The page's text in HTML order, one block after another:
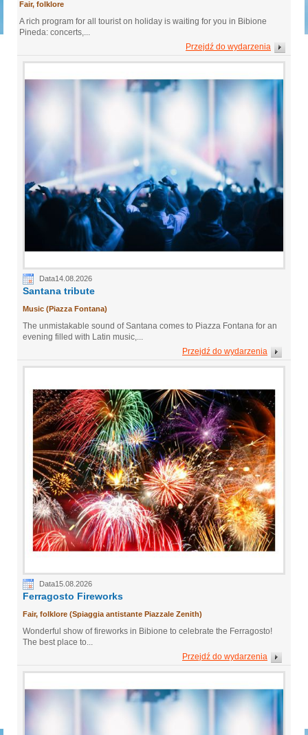
Fair, folklore
A rich program for all tourist on holiday is waiting for you in Bibione
Pineda: concerts,...
Przejdź do wydarzenia
Data14.08.2026
Santana tribute
Music (Piazza Fontana)
The unmistakable sound of Santana comes to Piazza Fontana for an
evening filled with Latin music,...
Przejdź do wydarzenia
Data15.08.2026
Ferragosto Fireworks
Fair, folklore (Spiaggia antistante Piazzale Zenith)
Wonderful show of fireworks in Bibione to celebrate the Ferragosto!
The best place to...
Przejdź do wydarzenia